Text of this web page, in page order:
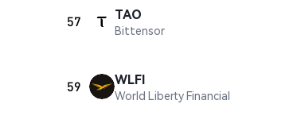
57 TAO
Bittensor
59 WLFI
World Liberty Financial